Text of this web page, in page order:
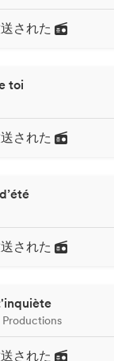
された
toi
された
された
Productions
された